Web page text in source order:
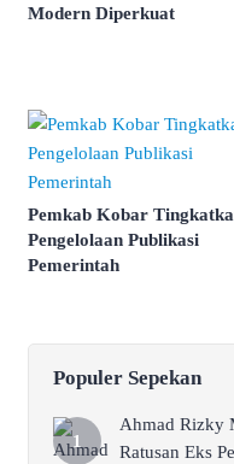
Modern Diperkuat
Pemkab Kobar
Pengelolaan Publikasi
Pemerintah
Populer Sepekan
Ahmad Rizky
Ratusan Eks